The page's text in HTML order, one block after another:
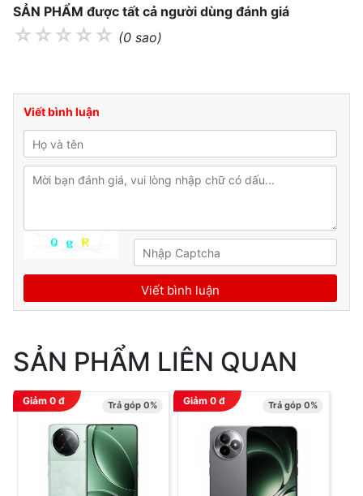
SẢN PHẨM được tất cả người dùng đánh giá
☆ ☆ ☆ ☆ ☆ (0 sao)
Viết bình luận
SẢN PHẨM LIÊN QUAN
Giảm 0đ Trả góp 0% Giảm 0đ Trả góp 0%